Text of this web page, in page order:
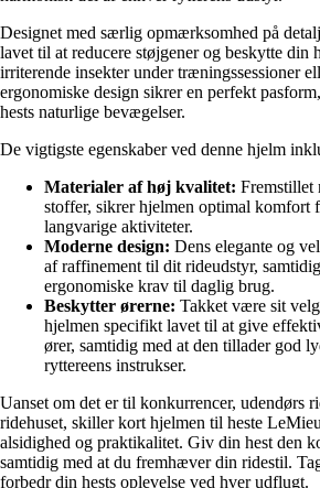
Designet med særlig opmærksomhed på
lavet til at reducere støjgener og beskytte din
irriterende insekter under træningssessioner
ergonomiske design sikrer en perfekt
hests naturlige bevægelser.
De vigtigste egenskaber ved denne hjelm
Materialer af høj kvalitet: Fremstillet
stoffer, sikrer hjelmen optimal komfort
langvarige aktiviteter.
Moderne design: Dens elegante og
af raffinement til dit rideudstyr,
ergonomiske krav til daglig brug.
Beskytter ørerne: Takket være sit
hjelmen specifikt lavet til at give
ører, samtidig med at den tillader god
ryttereens instrukser.
Uanset om det er til konkurrencer, udendørs
ridehuset, skiller kort hjelmen til heste
alsidighed og praktikalitet. Giv din hest den
samtidig med at du fremhæver din ridestil.
forbedr din hests oplevelse ved hver udflugt.